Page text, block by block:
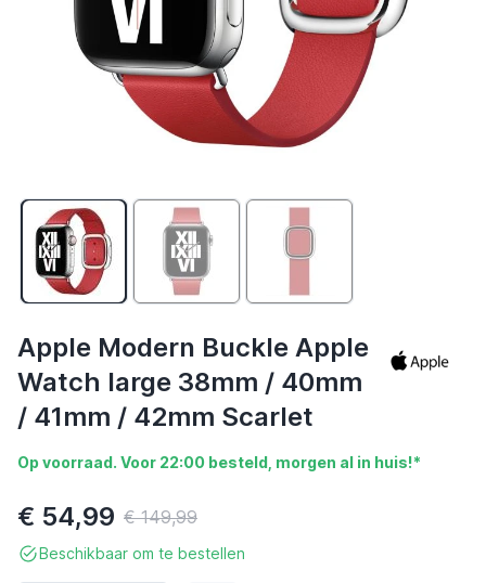
Apple Modern Buckle Apple
Watch large 38mm / 40mm
/ 41mm / 42mm Scarlet
Op voorraad. Voor 22:00 besteld, morgen al in huis!*
€ 54,99 € 149,99
Beschikbaar om te bestellen